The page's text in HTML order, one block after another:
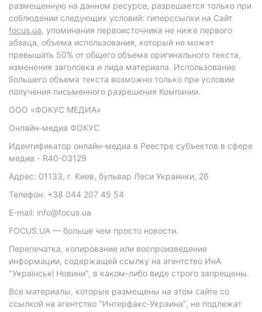
размещенную на данном ресурсе, разрешается только при
соблюдении следующих условий: гиперссылки на Сайт
focus.ua, упоминания первоисточника не ниже первого
абзаца, объема использования, который не может
превышать 50% от общего объема оригинального текста,
изменения заголовка и лида материала. Использование
большего объема текста возможно только при условии
получения письменного разрешения Компании.
ООО «ФОКУС МЕДИА»
Онлайн-медиа ФОКУС
Идентификатор онлайн-медиа в Реестре субъектов в сфере
медиа - R40-03129
Адрес: 01133, г. Киев, бульвар Леси Украинки, 26
Телефон: +38 044 207 45 54
E-mail: info@focus.ua
FOCUS.UA — больше чем просто новости.
Перепечатка, копирование или воспроизведение
информации, содержащей ссылку на агентство ИнА
"Українські Новини", в каком-либо виде строго запрещены.
Все материалы, которые размещены на этом сайте со
ссылкой на агентство "Интерфакс-Украина", не подлежат